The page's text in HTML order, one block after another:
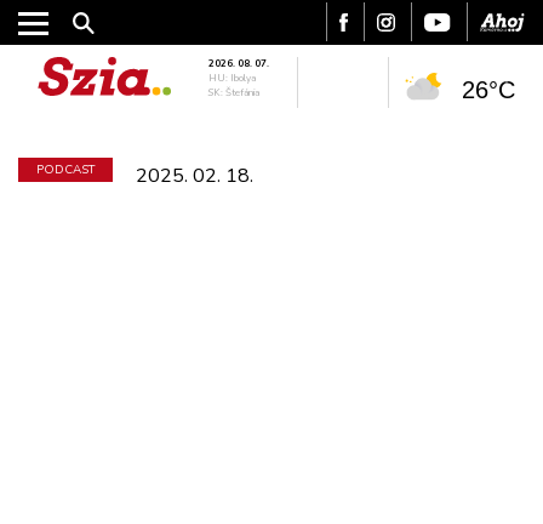
2026. 08. 07.
HU: Ibolya
SK: Štefánia
26°C
PODCAST 2025. 02. 18.